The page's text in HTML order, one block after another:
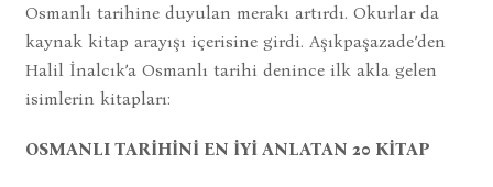
Osmanlı tarihine duyulan merakı artırdı. Okurlar da
kaynak kitap arayışı içerisine girdi. Aşıkpaşazade’den
Halil İnalcık’a Osmanlı tarihi denince ilk akla gelen
isimlerin kitapları:
OSMANLI TARİHİNİ EN İYİ ANLATAN 20 KİTAP